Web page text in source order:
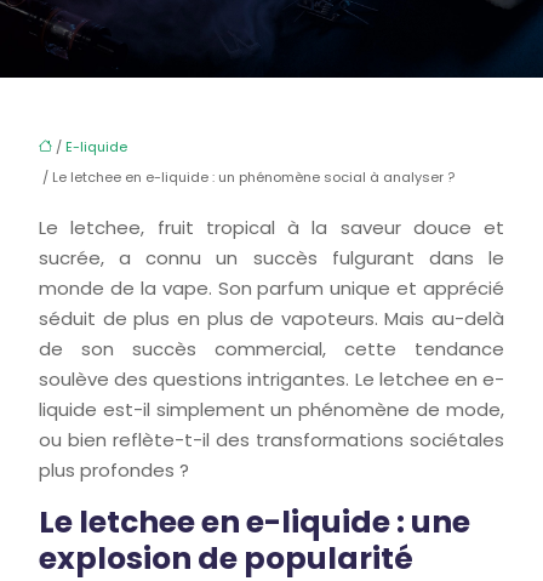
/ E-liquide
/ Le letchee en e-liquide : un phénomène social à analyser ?
Le letchee, fruit tropical à la saveur douce et
sucrée, a connu un succès fulgurant dans le
monde de la vape. Son parfum unique et apprécié
séduit de plus en plus de vapoteurs. Mais au-delà
de son succès commercial, cette tendance
soulève des questions intrigantes. Le letchee en e-
liquide est-il simplement un phénomène de mode,
ou bien reflète-t-il des transformations sociétales
plus profondes ?
Le letchee en e-liquide : une
explosion de popularité